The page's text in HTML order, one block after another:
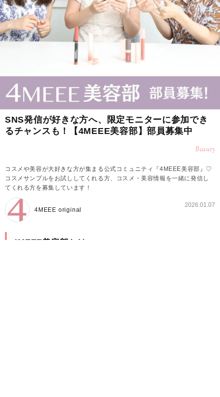
SNS発信が好きな方へ、限定モニターに参加でき
るチャンスも！【4MEEE美容部】部員募集中
Beauty
コスメや美容が大好きな方が集まる公式コミュニティ『4MEEE美容部』♡
コスメサンプルをお試ししてくれる方、コスメ・美容情報を一緒に発信し
てくれる方を募集しています！
4MEEE original
2026.01.07
4MEEE美容部とは